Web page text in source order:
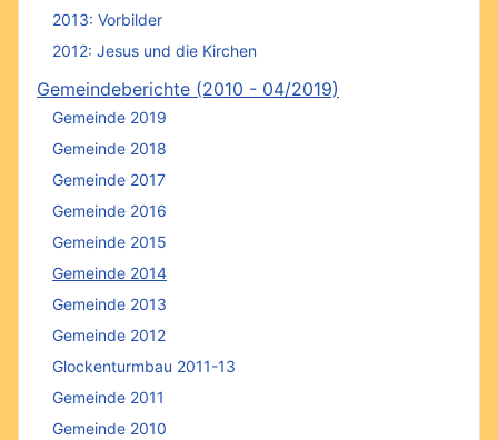
2013: Vorbilder
2012: Jesus und die Kirchen
Gemeindeberichte (2010 - 04/2019)
Gemeinde 2019
Gemeinde 2018
Gemeinde 2017
Gemeinde 2016
Gemeinde 2015
Gemeinde 2014
Gemeinde 2013
Gemeinde 2012
Glockenturmbau 2011-13
Gemeinde 2011
Gemeinde 2010